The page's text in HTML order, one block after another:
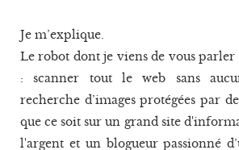
Je m’explique.
Le robot dont je viens de vous parler
: scanner tout le web sans
recherche d’images protégées par
que ce soit sur un grand site
l'argent et un blogueur passionné